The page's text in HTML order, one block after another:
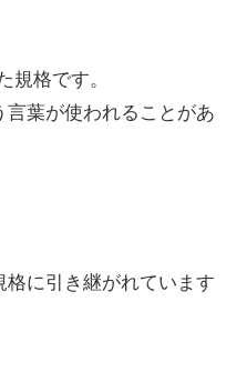
規格です。
葉が使われることがあ
に引き継がれています